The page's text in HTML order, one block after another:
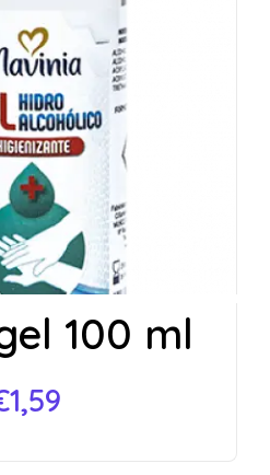
100 ml
1,59